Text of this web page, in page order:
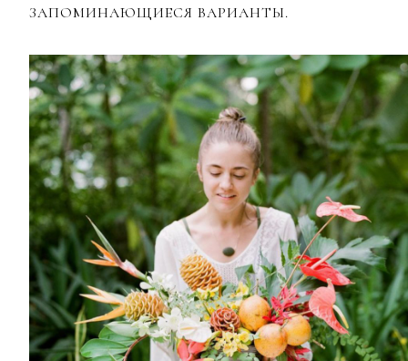
ЗАПОМИНАЮЩИЕСЯ ВАРИАНТЫ.